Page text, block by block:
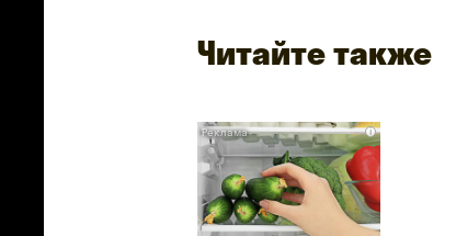
Читайте также
i